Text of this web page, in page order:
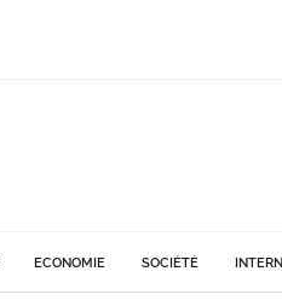
ECONOMIE SOCIÉTÉ